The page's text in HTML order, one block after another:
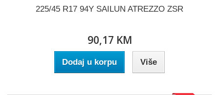
225/45 R17 94Y SAILUN ATREZZO ZSR
90,17 KM
Dodaj u korpu Više